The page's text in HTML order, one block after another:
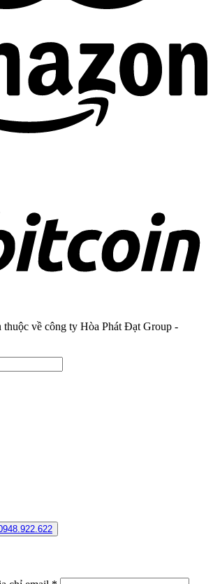
về công ty Hòa Phát Đạt Group -